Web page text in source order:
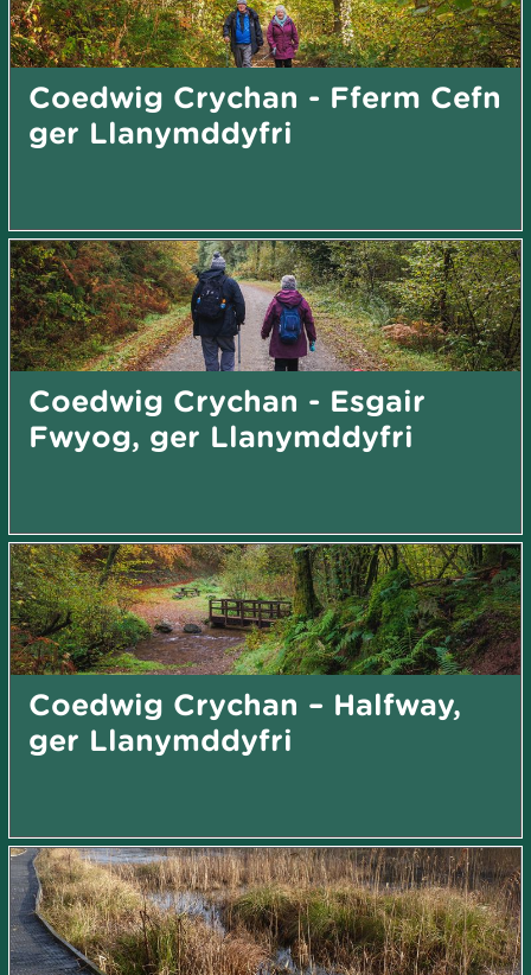
Coedwig Crychan - Fferm Cefn
ger Llanymddyfri
Coedwig Crychan - Esgair
Fwyog, ger Llanymddyfri
Coedwig Crychan – Halfway,
ger Llanymddyfri